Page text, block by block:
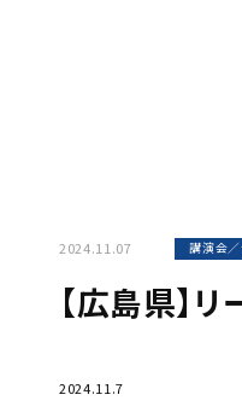
2024.11.07 講演会／
【広島県】
2024.11.7